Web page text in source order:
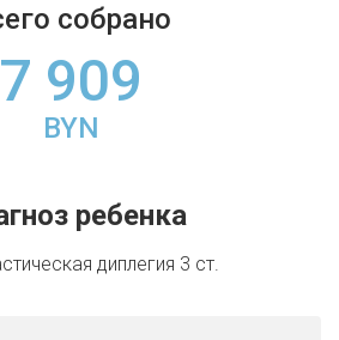
собрано
7 909
BYN
ребенка
диплегия 3 ст.